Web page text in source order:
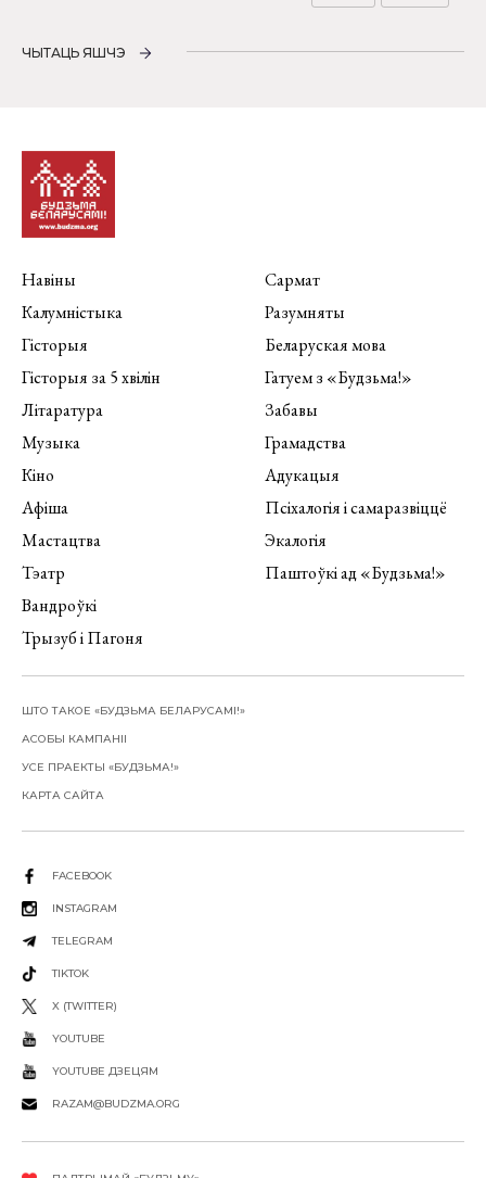
ЧЫТАЦЬ ЯШЧЭ
Навіны
Калумністыка
Гісторыя
Гісторыя за 5 хвілін
Літаратура
Музыка
Кіно
Афіша
Мастацтва
Тэатр
Вандроўкі
Трызуб і Пагоня
Сармат
Разумняты
Беларуская мова
Гатуем з «Будзьма!»
Забавы
Грамадства
Адукацыя
Псіхалогія і самаразвіццё
Экалогія
Паштоўкі ад «Будзьма!»
ШТО ТАКОЕ «БУДЗЬМА БЕЛАРУСАМІ!»
АСОБЫ КАМПАНІІ
УСЕ ПРАЕКТЫ «БУДЗЬМА!»
КАРТА САЙТА
FACEBOOK
INSTAGRAM
TELEGRAM
TIKTOK
X (TWITTER)
YOUTUBE
YOUTUBE ДЗЕЦЯМ
RAZAM@BUDZMA.ORG